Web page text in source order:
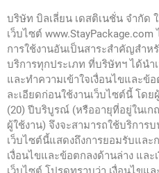
บริษัท บิลเลี่ยน เดสติเนชั่น จำกัด
เว็บไซต์
การใช้งานอันเป็นสาระสำคัญสำ
บริการทุกประเภท ที่บริษัทฯ ได้น
และทำความเข้าใจเงื่อนไขและข้
ละเอียดก่อนใช้งานเว็บไซต์นี้ โด
(20) ปีบริบูรณ์ (หรืออายุที่อยู่ในเ
ผู้ใช้งาน) จึงจะสามารถใช้บริการ
เว็บไซต์นี้แสดงถึงการยอมรับแล
เงื่อนไขและข้อตกลงด้านล่าง และ